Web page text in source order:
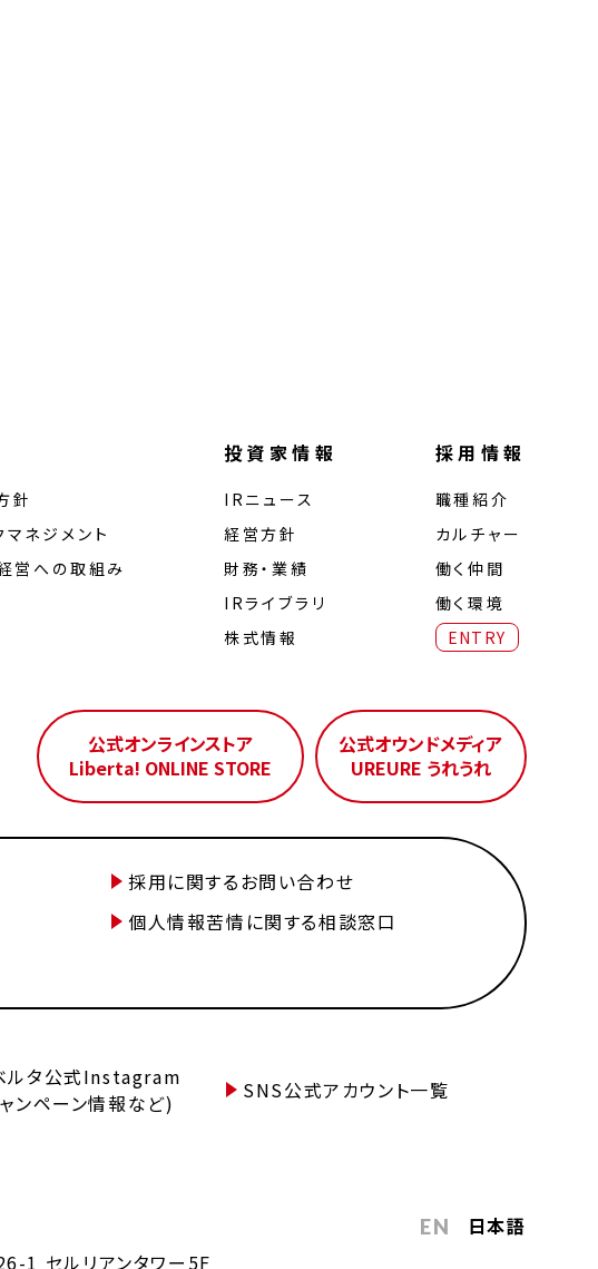
針
マネジメント
営への取組み
投資家情報
IRニュース
経営⽅針
財務・業績
IRライブラリ
株式情報
採用情報
職種紹介
カルチャー
働く仲間
働く環境
ENTRY
公式オンラインストア
Liberta! ONLINE STORE
公式オウンドメディア
UREURE うれうれ
採用に関するお問い合わせ
個人情報苦情に関する相談窓口
ルタ公式Instagram
ンペーン情報など)
SNS公式アカウント一覧
EN 日本語
1 セルリアンタワー5F